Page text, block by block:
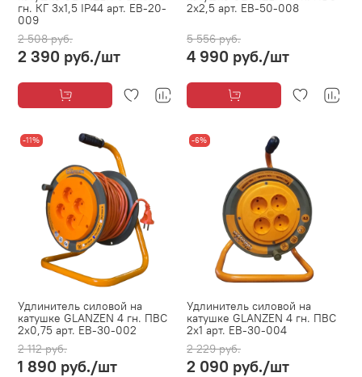
гн. КГ 3х1,5 IP44 арт. EB-20-
009
2 508 руб.
2 390 руб./шт
2х2,5 арт. EB-50-008
5 556 руб.
4 990 руб./шт
-11%
Удлинитель силовой на
катушке GLANZEN 4 гн. ПВС
2х0,75 арт. EB-30-002
2 112 руб.
1 890 руб./шт
-6%
Удлинитель силовой на
катушке GLANZEN 4 гн. ПВС
2х1 арт. EB-30-004
2 229 руб.
2 090 руб./шт